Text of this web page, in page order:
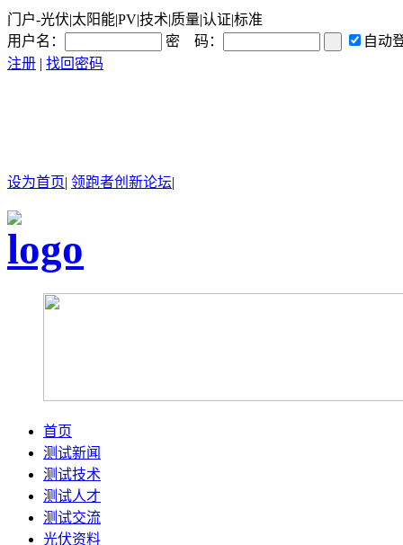
门户-光伏|太阳能|PV|技术|质量|认证|标准
用户名：
密 码：
自动
注册 | 找回密码
设为首页| 领跑者创新论坛|
首页
测试新闻
测试技术
测试人才
测试交流
光伏资料